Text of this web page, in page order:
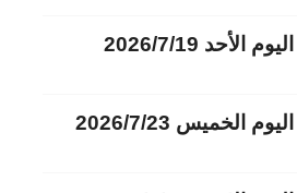
الأحد 2026/7/19
الخميس 2026/7/23